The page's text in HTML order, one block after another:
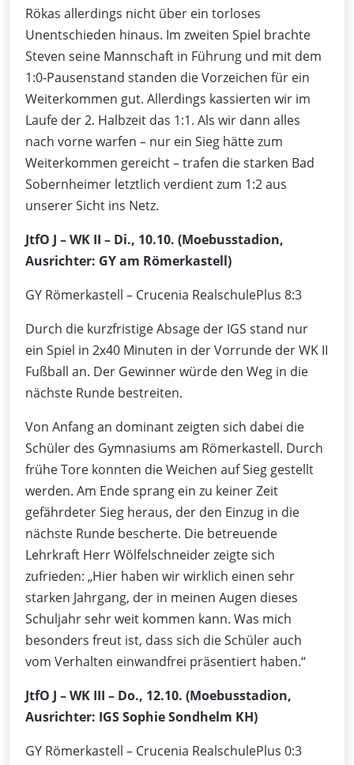
Rökas allerdings nicht über ein torloses
Unentschieden hinaus. Im zweiten Spiel brachte
Steven seine Mannschaft in Führung und mit dem
1:0-Pausenstand standen die Vorzeichen für ein
Weiterkommen gut. Allerdings kassierten wir im
Laufe der 2. Halbzeit das 1:1. Als wir dann alles
nach vorne warfen – nur ein Sieg hätte zum
Weiterkommen gereicht – trafen die starken Bad
Sobernheimer letztlich verdient zum 1:2 aus
unserer Sicht ins Netz.
JtfO J – WK II – Di., 10.10. (Moebusstadion,
Ausrichter: GY am Römerkastell)
GY Römerkastell – Crucenia RealschulePlus 8:3
Durch die kurzfristige Absage der IGS stand nur
ein Spiel in 2x40 Minuten in der Vorrunde der WK II
Fußball an. Der Gewinner würde den Weg in die
nächste Runde bestreiten.
Von Anfang an dominant zeigten sich dabei die
Schüler des Gymnasiums am Römerkastell. Durch
frühe Tore konnten die Weichen auf Sieg gestellt
werden. Am Ende sprang ein zu keiner Zeit
gefährdeter Sieg heraus, der den Einzug in die
nächste Runde bescherte. Die betreuende
Lehrkraft Herr Wölfelschneider zeigte sich
zufrieden: „Hier haben wir wirklich einen sehr
starken Jahrgang, der in meinen Augen dieses
Schuljahr sehr weit kommen kann. Was mich
besonders freut ist, dass sich die Schüler auch
vom Verhalten einwandfrei präsentiert haben.“
JtfO J – WK III – Do., 12.10. (Moebusstadion,
Ausrichter: IGS Sophie Sondhelm KH)
GY Römerkastell – Crucenia RealschulePlus 0:3